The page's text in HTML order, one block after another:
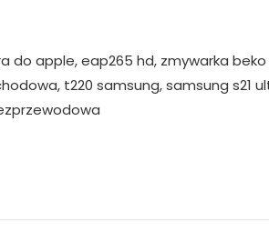
apple, eap265 hd, zmywarka beko
t220 samsung, samsung s21